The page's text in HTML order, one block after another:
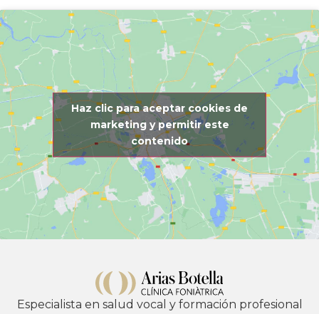
Haz clic para aceptar cookies de
marketing y permitir este
contenido
Especialista en salud vocal y formación profesional